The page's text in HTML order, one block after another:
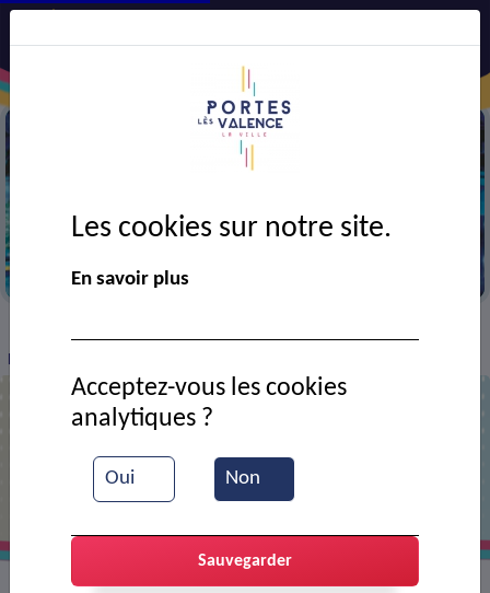
Recrutement gendarmerie
Recrutement gendarmerie
Recrutement gendarmerie
Les cookies sur notre site.
En savoir plus
Oui Non
Acceptez-vous les cookies
analytiques ?
Sauvegarder